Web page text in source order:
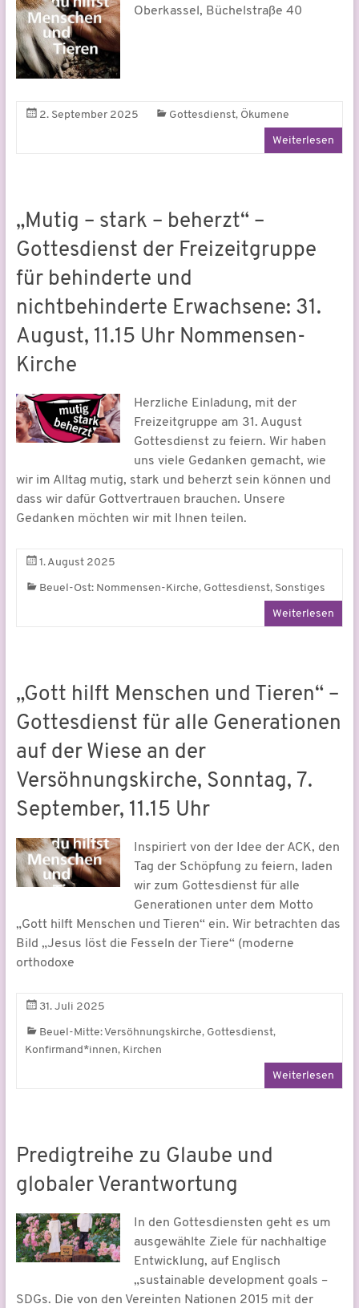
Oberkassel, Büchelstraße 40
2. September 2025 Gottesdienst, Ökumene
Weiterlesen
„Mutig – stark – beherzt“ –
Gottesdienst der Freizeitgruppe
für behinderte und
nichtbehinderte Erwachsene: 31.
August, 11.15 Uhr Nommensen-
Kirche
Herzliche Einladung, mit der
Freizeitgruppe am 31. August
Gottesdienst zu feiern. Wir haben
uns viele Gedanken gemacht, wie
wir im Alltag mutig, stark und beherzt sein können und
dass wir dafür Gottvertrauen brauchen. Unsere
Gedanken möchten wir mit Ihnen teilen.
1. August 2025
Beuel-Ost: Nommensen-Kirche, Gottesdienst, Sonstiges
Weiterlesen
„Gott hilft Menschen und Tieren“ –
Gottesdienst für alle Generationen
auf der Wiese an der
Versöhnungskirche, Sonntag, 7.
September, 11.15 Uhr
Inspiriert von der Idee der ACK, den
Tag der Schöpfung zu feiern, laden
wir zum Gottesdienst für alle
Generationen unter dem Motto
„Gott hilft Menschen und Tieren“ ein. Wir betrachten das
Bild „Jesus löst die Fesseln der Tiere“ (moderne
orthodoxe
31. Juli 2025
Beuel-Mitte: Versöhnungskirche, Gottesdienst,
Konfirmand*innen, Kirchen
Weiterlesen
Predigtreihe zu Glaube und
globaler Verantwortung
In den Gottesdiensten geht es um
ausgewählte Ziele für nachhaltige
Entwicklung, auf Englisch
„sustainable development goals –
SDGs. Die von den Vereinten Nationen 2015 mit der